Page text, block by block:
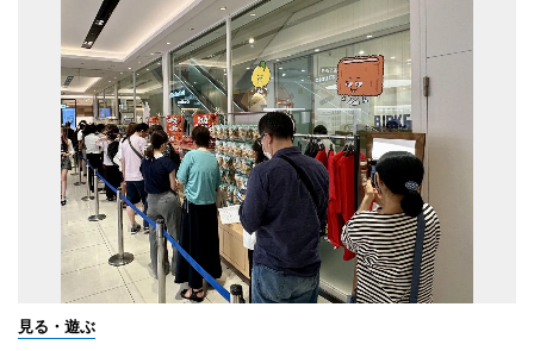
見る・遊ぶ